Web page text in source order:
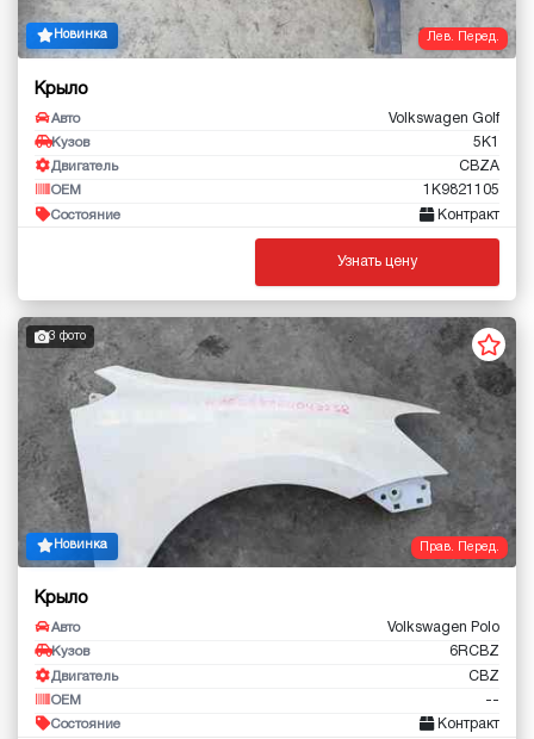
Лев. Перед.
Новинка
Крыло
Авто Volkswagen Golf
Кузов 5K1
Двигатель CBZA
OEM 1K9821105
Состояние Контракт
Узнать цену
Прав. Перед.
3 фото
Новинка
Крыло
Авто Volkswagen Polo
Кузов 6RCBZ
Двигатель CBZ
OEM --
Состояние Контракт